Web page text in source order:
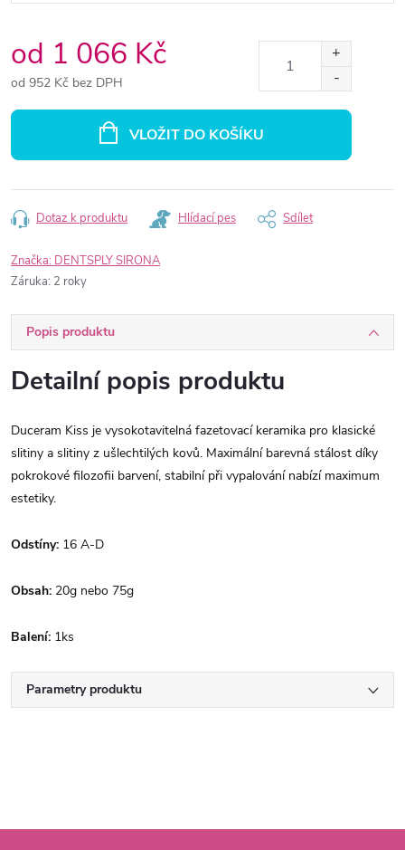
od 1 066 Kč
od 952 Kč bez DPH
VLOŽIT DO KOŠÍKU
Dotaz k produktu Hlídací pes Sdílet
Značka: DENTSPLY SIRONA
Záruka: 2 roky
Popis produktu
Detailní popis produktu
Duceram Kiss je vysokotavitelná fazetovací keramika pro klasické
slitiny a slitiny z ušlechtilých kovů. Maximální barevná stálost díky
pokrokové filozofii barvení, stabilní při vypalování nabízí maximum
estetiky.
Odstíny: 16 A-D
Obsah: 20g nebo 75g
Balení: 1ks
Parametry produktu